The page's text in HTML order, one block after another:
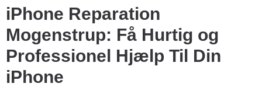
iPhone Reparation
Mogenstrup: Få Hurtig og
Professionel Hjælp Til Din
iPhone